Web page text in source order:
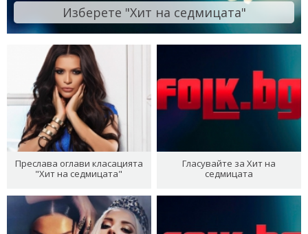
Изберете "Хит на седмицата"
Преслава оглави класацията
"Хит на седмицата"
Гласувайте за Хит на
седмицата